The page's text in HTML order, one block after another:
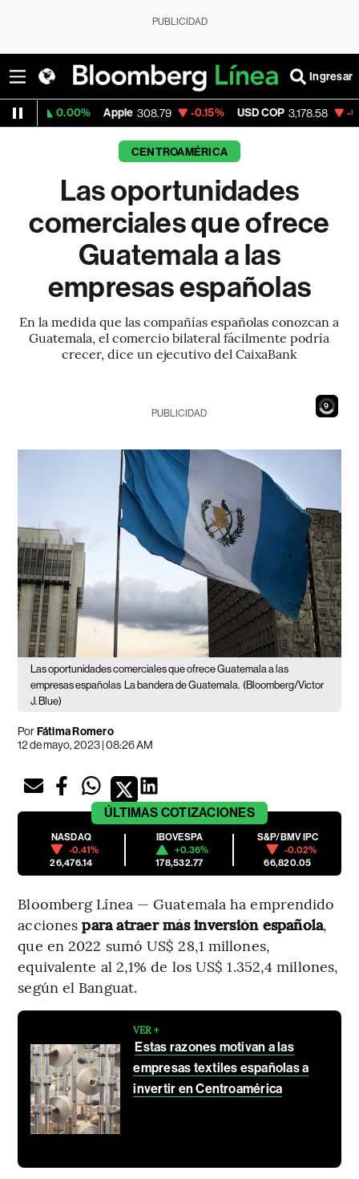
PUBLICIDAD
Ingresar
Apple 308.79 -0.15% USD COP 3,178.58 -0.54% Tesla
CENTROAMÉRICA
Las oportunidades
comerciales que ofrece
Guatemala a las
empresas españolas
En la medida que las compañías españolas conozcan a
Guatemala, el comercio bilateral fácilmente podría
crecer, dice un ejecutivo del CaixaBank
7
PUBLICIDAD
Las oportunidades comerciales que ofrece Guatemala a las
empresas españolas La bandera de Guatemala. (Bloomberg/Victor
J. Blue)
PorFátima Romero
12 de mayo, 2023 | 08:26 AM
ÚLTIMAS COTIZACIONES
NASDAQ
-0.41%
26,476.14
IBOVESPA
+0.36%
178,532.77
S&P/BMV IPC
-0.02%
66,820.05
Bloomberg Línea — Guatemala ha emprendido
accionespara atraer más inversión española,
que en 2022 sumó US$ 28,1 millones,
equivalente al 2,1% de los US$ 1.352,4 millones,
según el Banguat.
VER +
Estas razones motivan a las
empresas textiles españolas a
invertir en Centroamérica